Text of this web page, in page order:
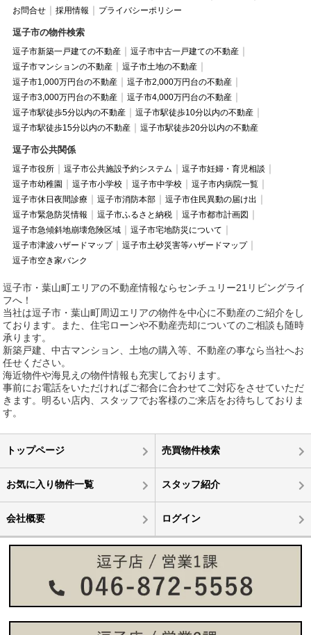
お問合せ
採用情報 プライバシーポリシー
逗子市の物件検索
逗子市新築一戸建ての不動産
逗子市中古一戸建ての不動産
逗子市マンションの不動産
逗子市土地の不動産
逗子市1,000万円台の不動産
逗子市2,000万円台の不動産
逗子市3,000万円台の不動産
逗子市4,000万円台の不動産
逗子市駅徒歩5分以内の不動産
逗子市駅徒歩10分以内の不動産
逗子市駅徒歩15分以内の不動産
逗子市駅徒歩20分以内の不動産
逗子市公共関係
逗子市役所 逗子市公共施設予約システム
逗子市妊婦・育児相談
逗子市幼稚園
逗子市小学校 逗子市中学校
逗子市内病院一覧
逗子市休日夜間診療
逗子市消防本部
逗子市住民異動の届け出
逗子市緊急防災情報
逗子市ふるさと納税
逗子市都市計画図
逗子市急傾斜地崩壊危険区域
逗子市宅地防災について
逗子市津波ハザードマップ
逗子市土砂災害等ハザードマップ
逗子市空き家バンク
逗子市・葉山町エリアの不動産情報ならセンチュリー21リビングライ
フへ！
当社は逗子市・葉山町周辺エリアの物件を中心に不動産のご紹介をし
ております。また、住宅ローンや不動産売却についてのご相談も随時
承ります。
新築戸建、中古マンション、土地の購入等、不動産の事なら当社へお
任せください。
海近物件や海見えの物件情報も充実しております。
事前にお電話をいただければご都合に合わせてご対応をさせていただ
きます。明るい店内、スタッフでお客様のご来店をお待ちしておりま
す。
トップページ 売買物件検索
お気に入り物件一覧 スタッフ紹介
会社概要 ログイン